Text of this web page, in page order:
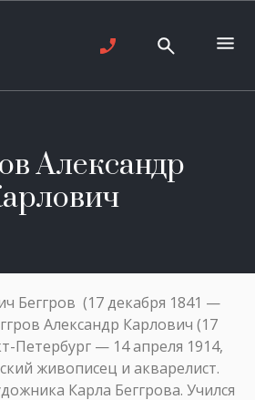
Александр
Беггров (17 декабря 1841 —
Александр Карлович (17
Петербург — 14 апреля 1914,
живописец и акварелист.
Карла Беггрова. Учился